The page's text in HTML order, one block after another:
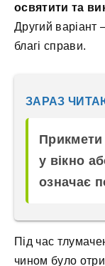
освятити та
Другий варіант
благі справи.
ЗАРАЗ
Прикмети
у вікно
означає
Під час
чином було